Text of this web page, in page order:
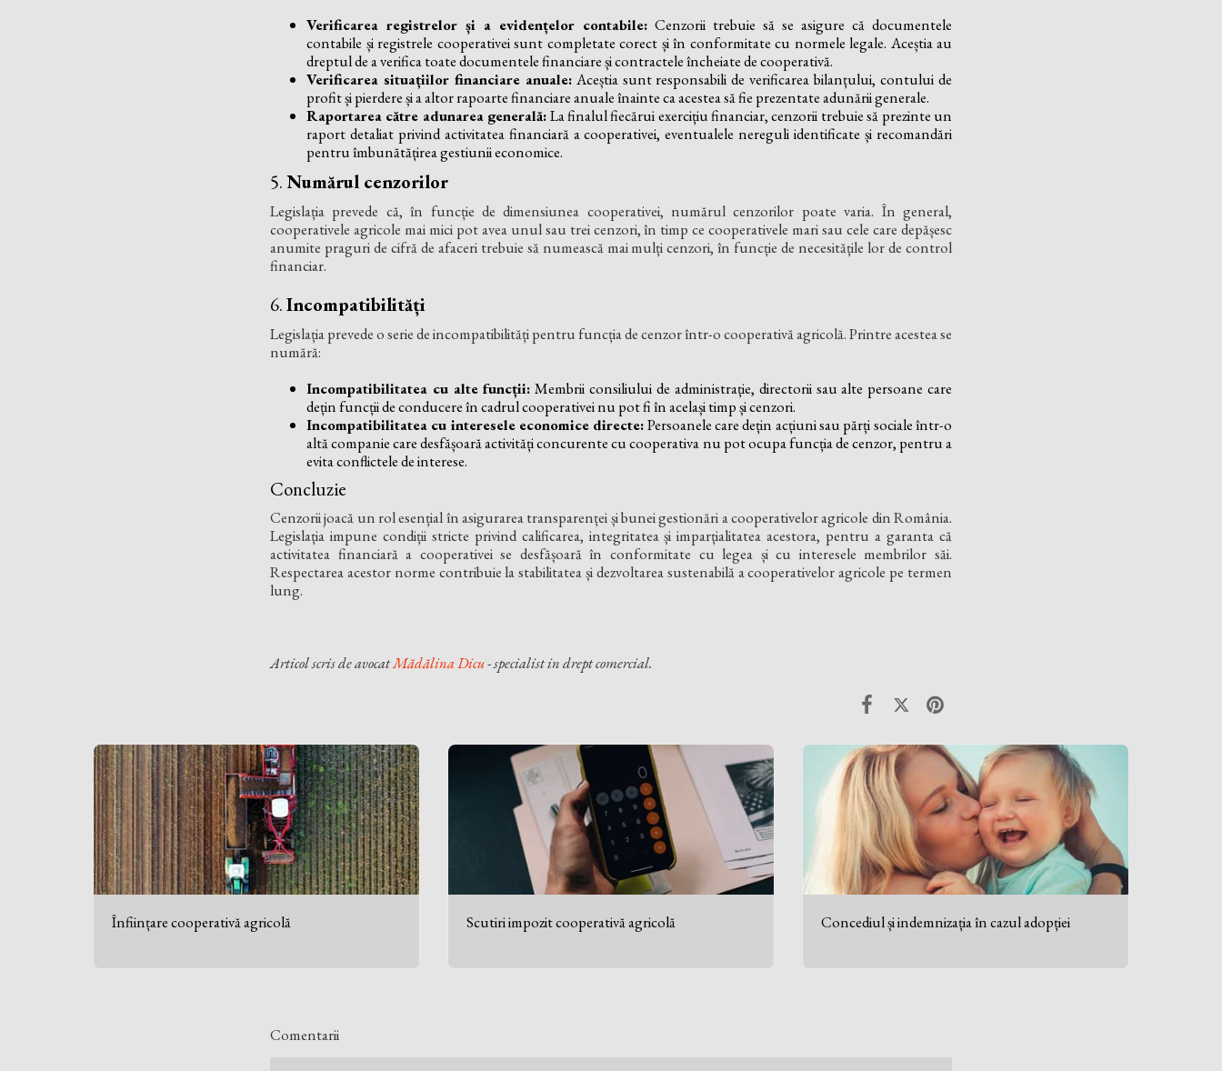
Verificarea registrelor și a evidențelor contabile: Cenzorii trebuie să se asigure că documentele
contabile și registrele cooperativei sunt completate corect și în conformitate cu normele legale. Aceștia au
dreptul de a verifica toate documentele financiare și contractele încheiate de cooperativă.
Verificarea situațiilor financiare anuale:Aceștia sunt responsabili de verificarea bilanțului, contului de
profit și pierdere și a altor rapoarte financiare anuale înainte ca acestea să fie prezentate adunării generale.
Raportarea către adunarea generală:La finalul fiecărui exercițiu financiar, cenzorii trebuie să prezinte un
raport detaliat privind activitatea financiară a cooperativei, eventualele nereguli identificate și recomandări
pentru îmbunătățirea gestiunii economice.
5.Numărul cenzorilor
Legislația prevede că, în funcție de dimensiunea cooperativei, numărul cenzorilor poate varia. În general,
cooperativele agricole mai mici pot avea unul sau trei cenzori, în timp ce cooperativele mari sau cele care depășesc
anumite praguri de cifră de afaceri trebuie să numească mai mulți cenzori, în funcție de necesitățile lor de control
financiar.
6.Incompatibilități
Legislația prevede o serie de incompatibilități pentru funcția de cenzor într-o cooperativă agricolă. Printre acestea se
numără:
Incompatibilitatea cu alte funcții: Membrii consiliului de administrație, directorii sau alte persoane care
dețin funcții de conducere în cadrul cooperativei nu pot fi în același timp și cenzori.
Incompatibilitatea cu interesele economice directe:Persoanele care dețin acțiuni sau părți sociale într-o
altă companie care desfășoară activități concurente cu cooperativa nu pot ocupa funcția de cenzor, pentru a
evita conflictele de interese.
Concluzie
Cenzorii joacă un rol esențial în asigurarea transparenței și bunei gestionări a cooperativelor agricole din România.
Legislația impune condiții stricte privind calificarea, integritatea și imparțialitatea acestora, pentru a garanta că
activitatea financiară a cooperativei se desfășoară în conformitate cu legea și cu interesele membrilor săi.
Respectarea acestor norme contribuie la stabilitatea și dezvoltarea sustenabilă a cooperativelor agricole pe termen
lung.
Articol scris de avocatMădălina Dicu- specialist in drept comercial.
Înființare cooperativă agricolă Scutiri impozit cooperativă agricolă Concediul și indemnizația în cazul adopției
Comentarii